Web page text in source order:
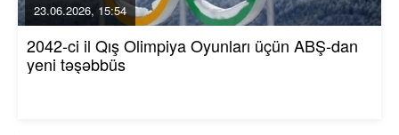
23.06.2026, 15:54
2042-ci il Qış Olimpiya Oyunları üçün ABŞ-dan
yeni təşəbbüs